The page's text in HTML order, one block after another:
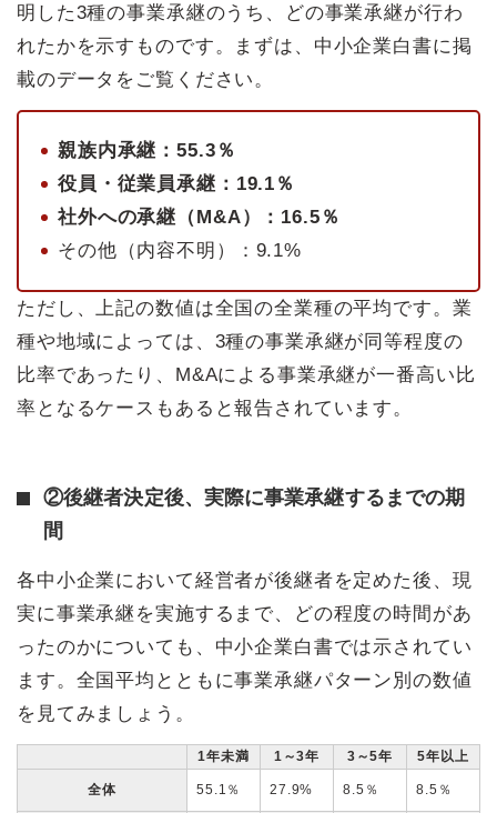
明した3種の事業承継のうち、どの事業承継が行わ
れたかを示すものです。まずは、中小企業白書に掲
載のデータをご覧ください。
親族内承継：55.3％
役員・従業員承継：19.1％
社外への承継（M&A）：16.5％
その他（内容不明）：9.1%
ただし、上記の数値は全国の全業種の平均です。業
種や地域によっては、3種の事業承継が同等程度の
比率であったり、M&Aによる事業承継が一番高い比
率となるケースもあると報告されています。
②後継者決定後、実際に事業承継するまでの期
間
各中小企業において経営者が後継者を定めた後、現
実に事業承継を実施するまで、どの程度の時間があ
ったのかについても、中小企業白書では示されてい
ます。全国平均とともに事業承継パターン別の数値
を見てみましょう。
1年未満 1～3年 3～5年 5年以上
全体 55.1％ 27.9% 8.5％ 8.5％